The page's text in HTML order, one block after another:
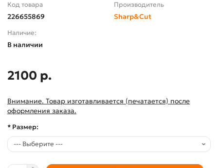
Код товара
226655869
Производитель
Sharp&Cut
Наличие:
В наличии
2100 р.
Внимание. Товар изготавливается (печатается) после
оформления заказа.
* Размер: